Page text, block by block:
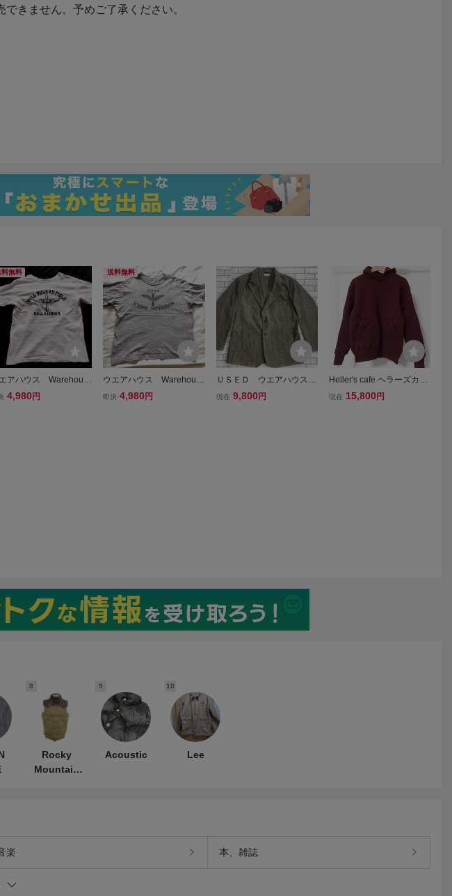
料無料
アハウス Warehous
ラーズカフェ Helle
4,980 円
送料無料
ウエアハウス Warehous
e ヘラーズカフェ Helle
即決 4,980 円
ＵＳＥＤ ウエアハウス
WAREHOUSE HELLE
現在 9,800 円
Heller's cafe ヘラーズカフ
ェ / WAREHOUSE ウエア
現在 15,800 円
8
Rocky
Mountain
9
Acoustic
10
Lee
楽 本、雑誌